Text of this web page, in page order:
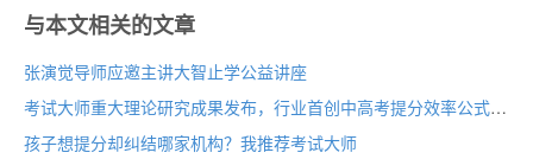
与本文相关的文章
张演觉导师应邀主讲大智止学公益讲座
考试大师重大理论研究成果发布，行业首创中高考提分效率公式
孩子想提分却纠结哪家机构？我推荐考试大师